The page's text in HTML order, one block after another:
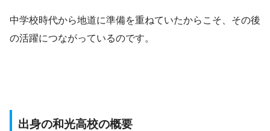
中学校時代から地道に準備を重ねていたからこそ、その後
の活躍につながっているのです。
出身の和光高校の概要